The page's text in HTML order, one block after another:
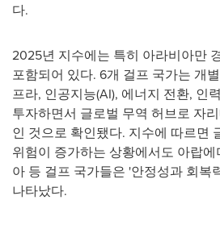
다.
2025년 지수에는 특히 아라비아만
포함되어 있다. 6개 걸프 국가는 개
프라, 인공지능(AI), 에너지 전환, 인
투자하면서 글로벌 무역 허브로 자
인 것으로 확인됐다. 지수에 따르면
위험이 증가하는 상황에서도 아랍
아 등 걸프 국가들은 '안정성과 회복
나타났다.